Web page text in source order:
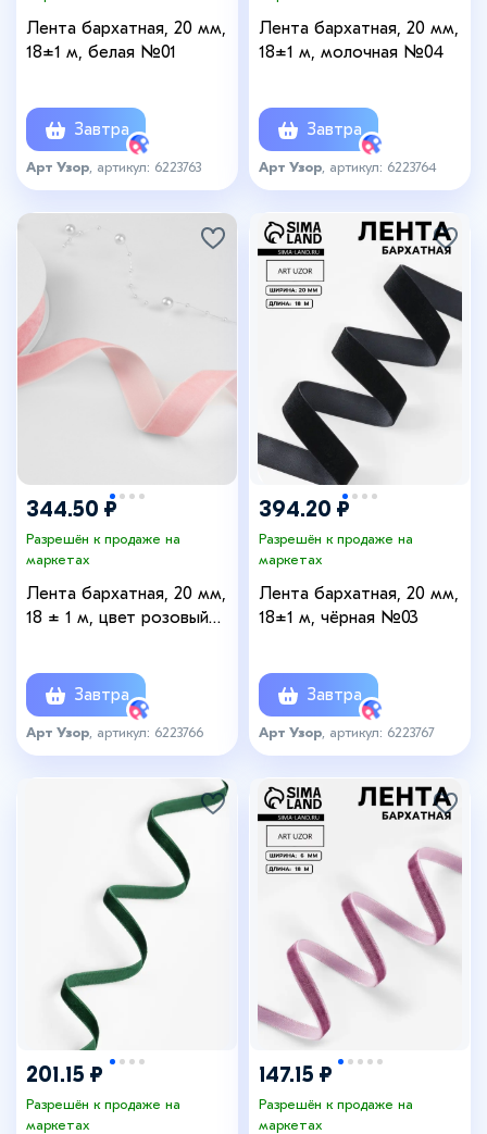
Лента бархатная, 20 мм,
18±1 м, белая №01
Завтра
Арт Узор , артикул: 6223763
Лента бархатная, 20 мм,
18±1 м, молочная №04
Завтра
Арт Узор , артикул: 6223764
344.50 ₽
Разрешён к продаже на
маркетах
Лента бархатная, 20 мм,
18 ± 1 м, цвет розовый
Завтра
Арт Узор , артикул: 6223766
394.20 ₽
Разрешён к продаже на
маркетах
Лента бархатная, 20 мм,
18±1 м, чёрная №03
Завтра
Арт Узор , артикул: 6223767
201.15 ₽
Разрешён к продаже на
маркетах
147.15 ₽
Разрешён к продаже на
маркетах